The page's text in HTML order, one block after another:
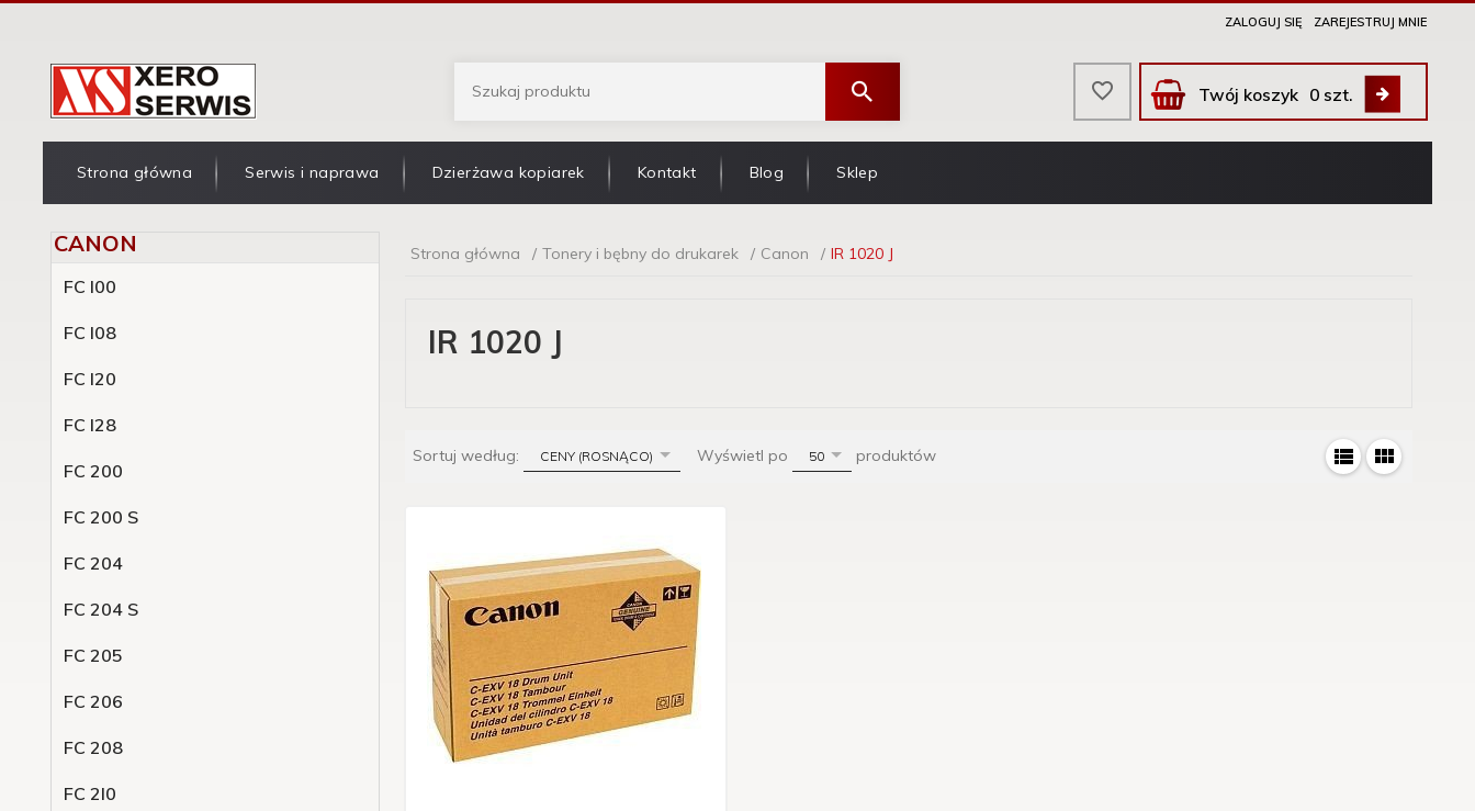
ZALOGUJ SIĘ ZAREJESTRUJ MNIE
Twój koszyk 0szt.
Strona główna Serwis i naprawa Dzierżawa kopiarek Kontakt Blog Sklep
CANON
FC l00
FC l08
FC l20
FC l28
FC 200
FC 200 S
FC 204
FC 204 S
FC 205
FC 206
FC 208
FC 2l0
Strona główna Tonery i bębny do drukarek Canon IR 1020 J
IR 1020 J
Sortuj według: sortCENY (ROSNĄCO) Wyświetl po pop
50 produktów